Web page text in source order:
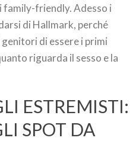
family-friendly. Adesso i
di Hallmark, perché
di essere i primi
riguarda il sesso e la
ESTREMISTI:
SPOT DA